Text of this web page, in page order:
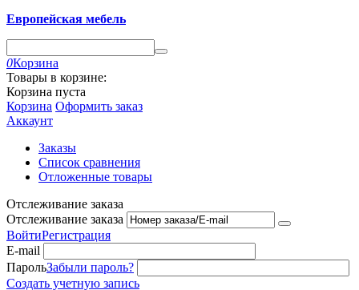
Европейская мебель
0Корзина
Товары в корзине:
Корзина пуста
Корзина Оформить заказ
Аккаунт
Заказы
Список сравнения
Отложенные товары
Отслеживание заказа
Отслеживание заказа
ВойтиРегистрация
E-mail
ПарольЗабыли пароль?
Создать учетную запись